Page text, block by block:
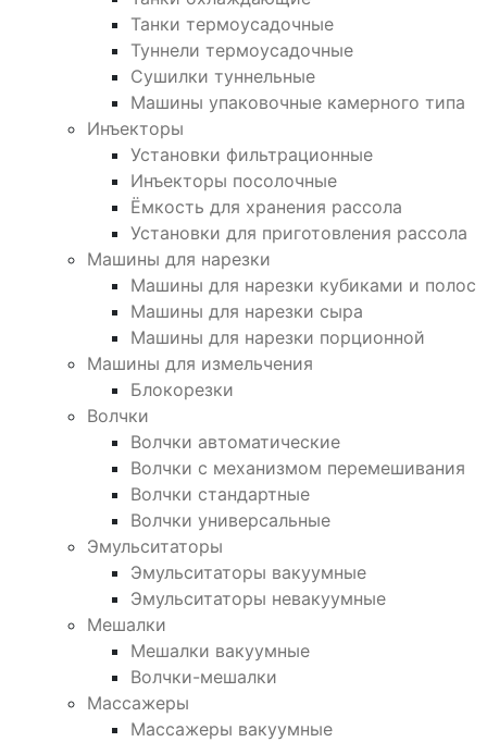
Танки термоусадочные
Туннели термоусадочные
Сушилки туннельные
Машины упаковочные камерного типа
Инъекторы
Установки фильтрационные
Инъекторы посолочные
Ёмкость для хранения рассола
Установки для приготовления рассола
Машины для нарезки
Машины для нарезки кубиками и полос
Машины для нарезки сыра
Машины для нарезки порционной
Машины для измельчения
Блокорезки
Волчки
Волчки автоматические
Волчки с механизмом перемешивания
Волчки стандартные
Волчки универсальные
Эмульситаторы
Эмульситаторы вакуумные
Эмульситаторы невакуумные
Мешалки
Мешалки вакуумные
Волчки-мешалки
Массажеры
Массажеры вакуумные